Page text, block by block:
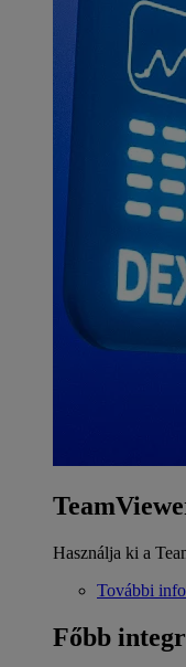
Használja ki a
További
Főbb